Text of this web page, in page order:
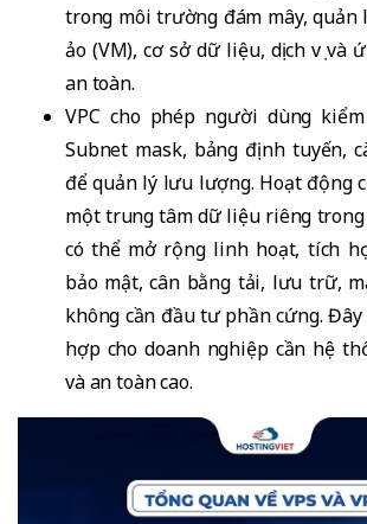
trong môi trường đám mây, quản
ảo (VM), cơ sở dữ liệu, dịch vụ và
an toàn.
VPC cho phép người dùng
Subnet mask, bảng định tuyến,
để quản lý lưu lượng. Hoạt động
một trung tâm dữ liệu riêng
có thể mở rộng linh hoạt, tích
bảo mật, cân bằng tải, lưu trữ,
không cần đầu tư phần cứng.
hợp cho doanh nghiệp cần hệ
và an toàn cao.